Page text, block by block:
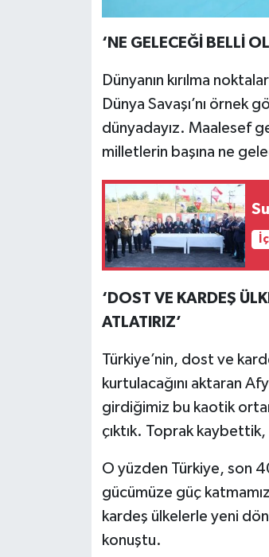
‘NE GELECEĞİ BELLİ
Dünyanın kırılma
Dünya Savaşı’nı örnek
dünyadayız. Maalesef
milletlerin başına ne
‘DOST VE KARDEŞ
ATLATIRIZ’
Türkiye’nin, dost ve
kurtulacağını aktaran
girdiğimiz bu kaotik
çıktık. Toprak kaybettik,
O yüzden Türkiye, son
gücümüze güç
kardeş ülkelerle yeni
konuştu.